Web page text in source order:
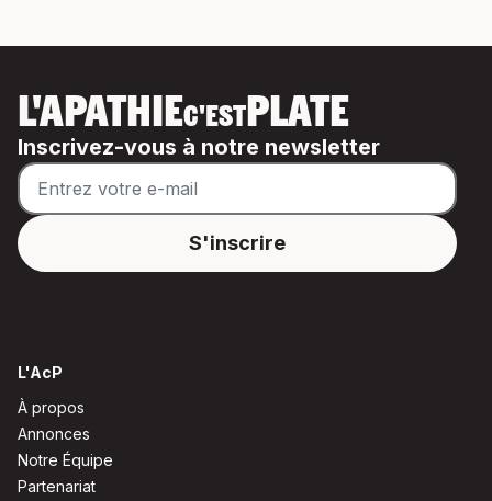
L'APATHIEC'ESTPLATE
Inscrivez-vous à notre newsletter
L'AcP
À propos
Annonces
Notre Équipe
Partenariat